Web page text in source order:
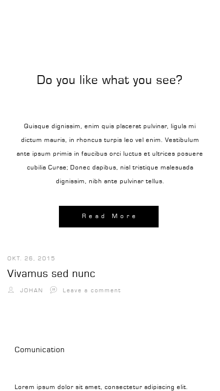
Do you like what you see?
Quisque dignissim, enim quis placerat pulvinar, ligula mi
dictum mauris, in rhoncus turpis leo vel enim. Vestibulum
ante ipsum primis in faucibus orci luctus et ultrices posuere
cubilia Curae; Donec dapibus, nisl tristique malesuada
dignissim, nibh ante pulvinar tellus.
Read More
OKT. 26, 2015
Vivamus sed nunc
JOHAN Leave a comment
Comunication
Lorem ipsum dolor sit amet, consectetur adipiscing elit.